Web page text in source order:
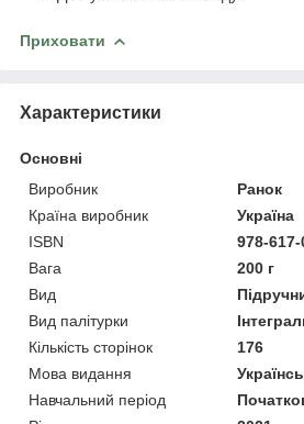
Приховати
Характеристики
Основні
Виробник
Ранок
Країна виробник
Україна
ISBN
978-
Вага
200 г
Вид
Вид палітурки
Кількість сторінок
176
Мова видання
Навчальний період